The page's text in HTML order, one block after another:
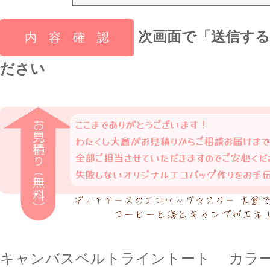
次画面で「送信す
ださい
キャンバスベルトライントート カラ